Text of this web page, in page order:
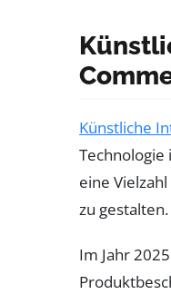
Künstliche
eine
zu gestalten.
Im Jahr